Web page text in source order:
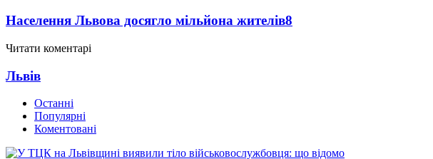
Населення Львова досягло мільйона жителів8
Читати коментарі
Львів
Останні
Популярні
Коментовані